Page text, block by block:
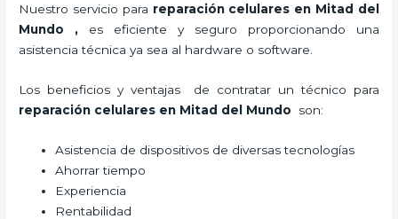
Nuestro servicio para reparación celulares en Mitad del
Mundo
, es eficiente y seguro proporcionando una
asistencia técnica ya sea al hardware o software.
Los beneficios y ventajas de contratar un técnico para
reparación celulares en Mitad del Mundo son:
Asistencia de dispositivos de diversas tecnologías
Ahorrar tiempo
Experiencia
Rentabilidad